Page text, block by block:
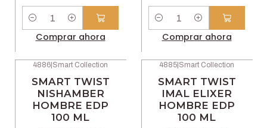
Comprar ahora Comprar ahora
4886 Smart Collection
SMART TWIST
NISHAMBER
HOMBRE EDP
100 ML
4885 Smart Collection
SMART TWIST
IMAL ELIXER
HOMBRE EDP
100 ML